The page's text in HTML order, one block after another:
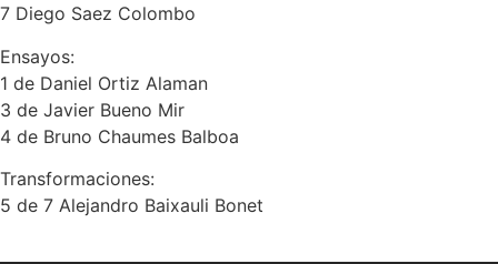
7 Diego Saez Colombo
Ensayos:
1 de Daniel Ortiz Alaman
3 de Javier Bueno Mir
4 de Bruno Chaumes Balboa
Transformaciones:
5 de 7 Alejandro Baixauli Bonet